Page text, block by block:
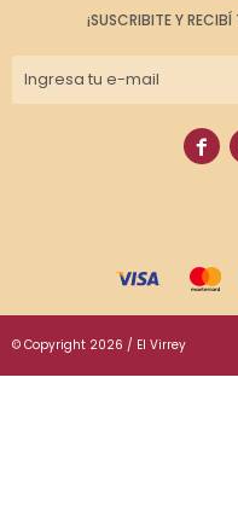
¡SUSCRIBITE Y

© Copyright 2026 / El Virrey